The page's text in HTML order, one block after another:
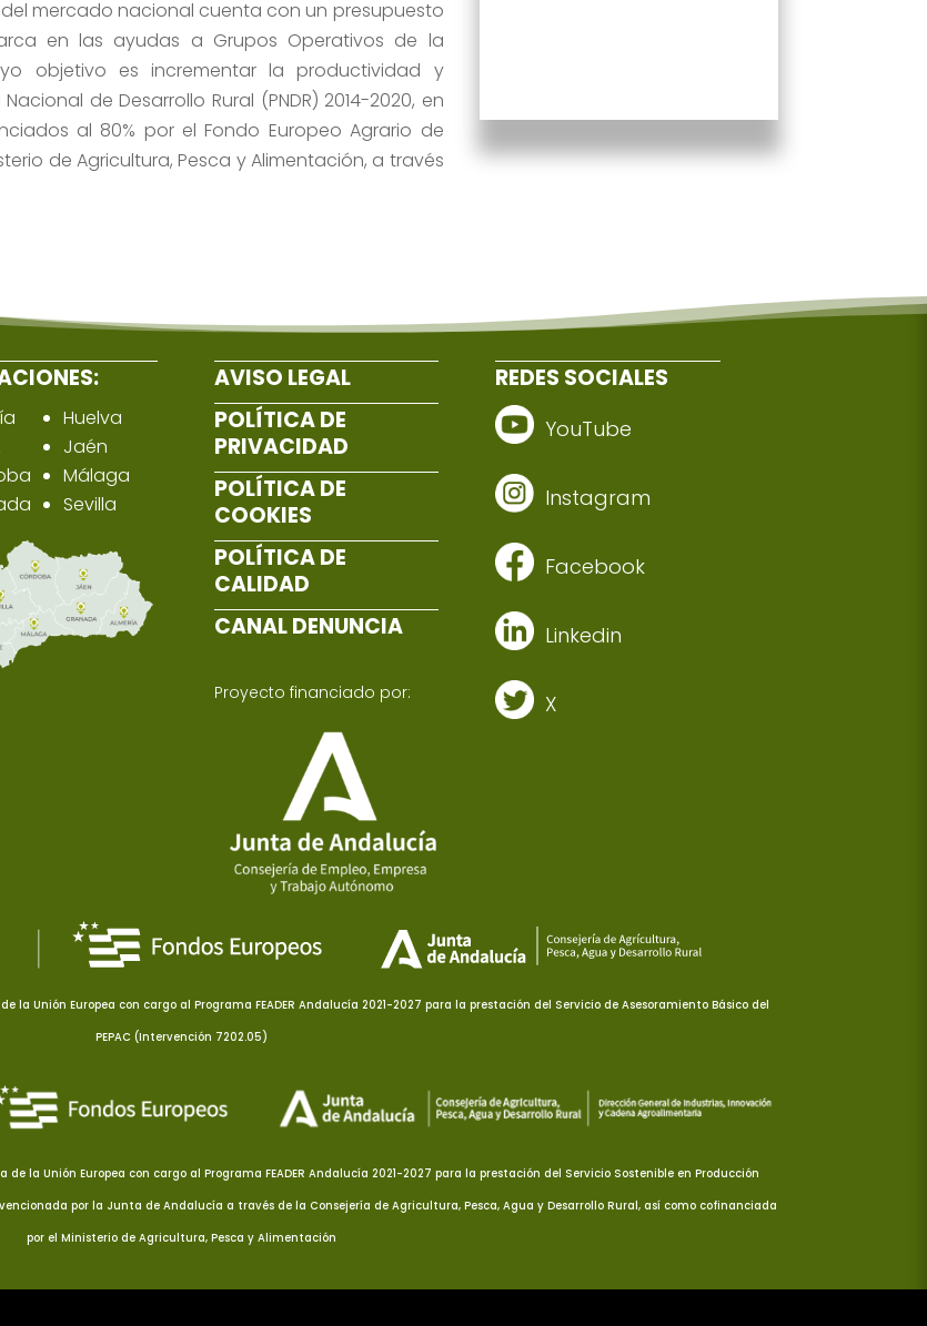
mercado nacional cuenta con un presupuesto
en las ayudas a Grupos Operativos de la
objetivo es incrementar la productividad y
de Desarrollo Rural (PNDR) 2014-2020, en
al 80% por el Fondo Europeo Agrario de
de Agricultura, Pesca y Alimentación, a través
Huelva
Jaén
Málaga
Sevilla
AVISO LEGAL
POLÍTICA DE
PRIVACIDAD
POLÍTICA DE
COOKIES
POLÍTICA DE
CALIDAD
CANAL DENUNCIA
Proyecto financiado por:
REDES SOCIALES
YouTube
Instagram
Facebook
Linkedin
X
Unión Europea con cargo al Programa FEADER Andalucía 2021-2027 para la prestación del Servicio de Asesoramiento Básico del
PEPAC (Intervención 7202.05)
la Unión Europea con cargo al Programa FEADER Andalucía 2021-2027 para la prestación del Servicio Sostenible en Producción
por la Junta de Andalucía a través de la Consejería de Agricultura, Pesca, Agua y Desarrollo Rural, así como cofinanciada
por el Ministerio de Agricultura, Pesca y Alimentación